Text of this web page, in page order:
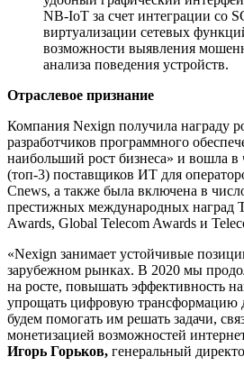
NB-IoT за счет интеграции со
виртуализации сетевых
возможности выявления
анализа поведения устройств.
Отраслевое признание
Компания Nexign получила награду
разработчиков программного
наибольший рост бизнеса» и вошла
(топ-3) поставщиков ИТ для
Cnews, а также была включена в
престижных международных наград
Awards, Global Telecom Awards и
«Nexign занимает устойчивые
зарубежном рынках. В 2020 мы
на росте, повышать эффективность
упрощать цифровую трансформацию
будем помогать им решать задачи,
монетизацией возможностей
Игорь Горьков, генеральный